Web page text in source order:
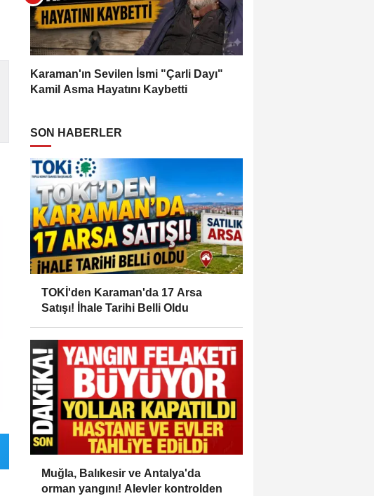
Karaman'ın Sevilen İsmi "Çarli Dayı"
Kamil Asma Hayatını Kaybetti
SON HABERLER
TOKİ'den Karaman'da 17 Arsa
Satışı! İhale Tarihi Belli Oldu
Muğla, Balıkesir ve Antalya'da
orman yangını! Alevler kontrolden